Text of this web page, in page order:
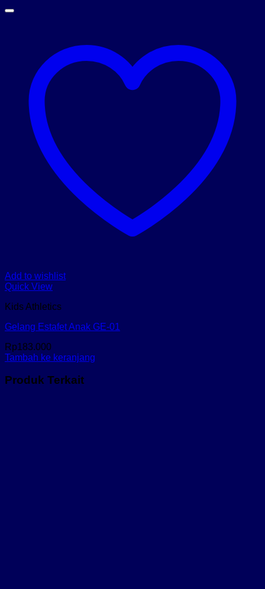
Add to wishlist
Quick View
Kids Athletics
Gelang Estafet Anak GE-01
Rp183.000
Tambah ke keranjang
Produk Terkait